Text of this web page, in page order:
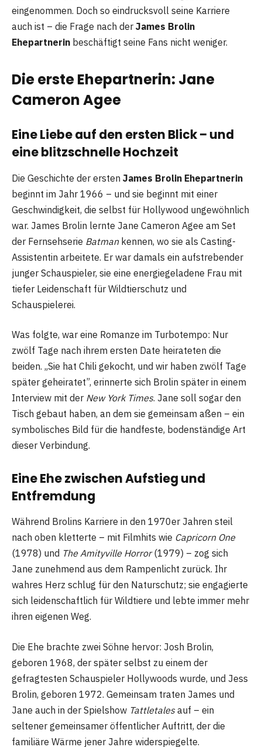
eingenommen. Doch so eindrucksvoll seine Karriere
auch ist – die Frage nach der James Brolin
Ehepartnerin beschäftigt seine Fans nicht weniger.
Die erste Ehepartnerin: Jane
Cameron Agee
Eine Liebe auf den ersten Blick – und
eine blitzschnelle Hochzeit
Die Geschichte der ersten James Brolin Ehepartnerin
beginnt im Jahr 1966 – und sie beginnt mit einer
Geschwindigkeit, die selbst für Hollywood ungewöhnlich
war. James Brolin lernte Jane Cameron Agee am Set
der Fernsehserie Batmankennen, wo sie als Casting-
Assistentin arbeitete. Er war damals ein aufstrebender
junger Schauspieler, sie eine energiegeladene Frau mit
tiefer Leidenschaft für Wildtierschutz und
Schauspielerei.
Was folgte, war eine Romanze im Turbotempo: Nur
zwölf Tage nach ihrem ersten Date heirateten die
beiden. „Sie hat Chili gekocht, und wir haben zwölf Tage
später geheiratet”, erinnerte sich Brolin später in einem
Interview mit der New York Times. Jane soll sogar den
Tisch gebaut haben, an dem sie gemeinsam aßen – ein
symbolisches Bild für die handfeste, bodenständige Art
dieser Verbindung.
Eine Ehe zwischen Aufstieg und
Entfremdung
Während Brolins Karriere in den 1970er Jahren steil
nach oben kletterte – mit Filmhits wie Capricorn One
(1978) und The Amityville Horror(1979) – zog sich
Jane zunehmend aus dem Rampenlicht zurück. Ihr
wahres Herz schlug für den Naturschutz; sie engagierte
sich leidenschaftlich für Wildtiere und lebte immer mehr
ihren eigenen Weg.
Die Ehe brachte zwei Söhne hervor: Josh Brolin,
geboren 1968, der später selbst zu einem der
gefragtesten Schauspieler Hollywoods wurde, und Jess
Brolin, geboren 1972. Gemeinsam traten James und
Jane auch in der Spielshow Tattletalesauf – ein
seltener gemeinsamer öffentlicher Auftritt, der die
familiäre Wärme jener Jahre widerspiegelte.